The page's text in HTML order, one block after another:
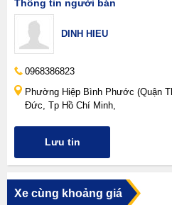
Thông tin người bán
DINH HIEU
0968386823
Phường Hiệp Bình Phước (Quận
Đức, Tp Hồ Chí Minh,
Lưu tin
Xe cùng khoảng giá